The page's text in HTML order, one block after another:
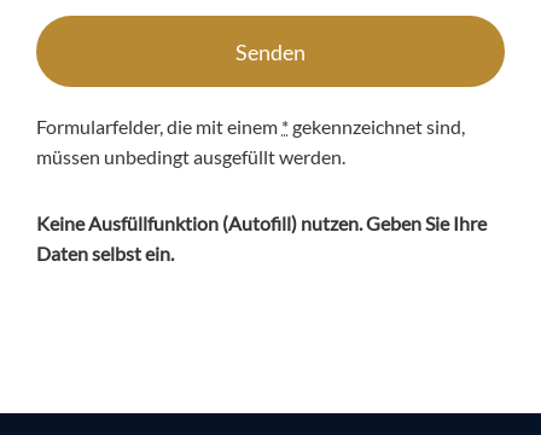
Senden
Formularfelder, die mit einem *gekennzeichnet sind,
müssen unbedingt ausgefüllt werden.
Keine Ausfüllfunktion (Autofill) nutzen. Geben Sie Ihre
Daten selbst ein.